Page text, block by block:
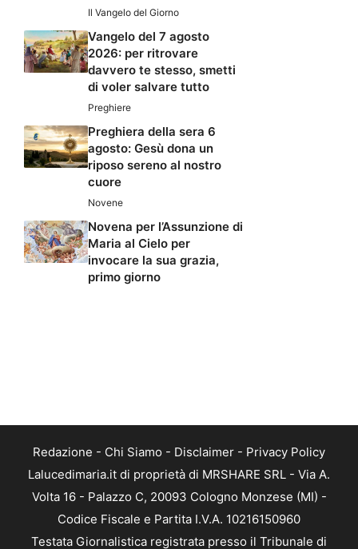
Il Vangelo del Giorno
Vangelo del 7 agosto
2026: per ritrovare
davvero te stesso, smetti
di voler salvare tutto
Preghiere
Preghiera della sera 6
agosto: Gesù dona un
riposo sereno al nostro
cuore
Novene
Novena per l’Assunzione di
Maria al Cielo per
invocare la sua grazia,
primo giorno
Redazione - Chi Siamo - Disclaimer - Privacy Policy
Lalucedimaria.it di proprietà di MRSHARE SRL - Via A.
Volta 16 - Palazzo C, 20093 Cologno Monzese (MI) -
Codice Fiscale e Partita I.V.A. 10216150960
Testata Giornalistica registrata presso il Tribunale di